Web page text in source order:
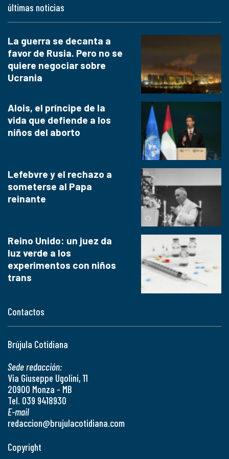
Contactos
Brújula Cotidiana
Sede redacción:
Via Giuseppe Ugolini, 11
20900 Monza - MB
Tel. 039 9418930
E-mail
redaccion@brujulacotidiana.com
últimas noticias
La guerra se decanta a
favor de Rusia. Pero no se
quiere negociar sobre
Ucrania
Alois, el príncipe de la
vida que defiende a los
niños del aborto
Lefebvre y el rechazo a
someterse al Papa
reinante
Reino Unido: un juez da
luz verde a los
experimentos con niños
trans
Copyright